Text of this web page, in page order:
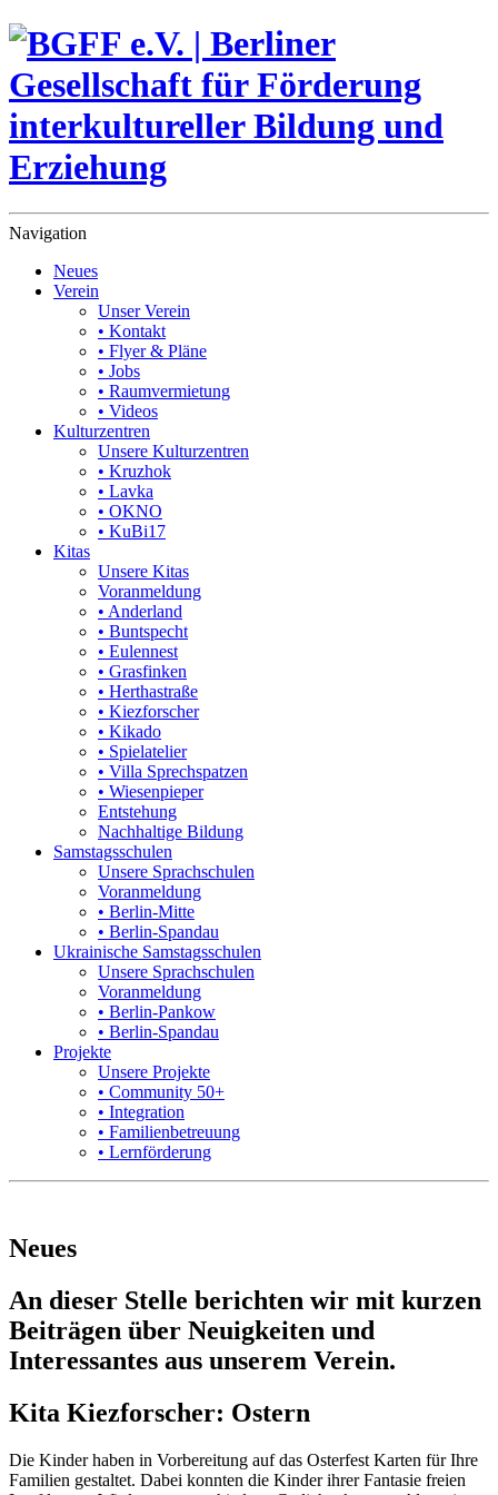
Navigation
Neues
Verein
Unser Verein
• Kontakt
• Flyer & Pläne
• Jobs
• Raumvermietung
• Videos
Kulturzentren
Unsere Kulturzentren
• Kruzhok
• Lavka
• OKNO
• KuBi17
Kitas
Unsere Kitas
Voranmeldung
• Anderland
• Buntspecht
• Eulennest
• Grasfinken
• Herthastraße
• Kiezforscher
• Kikado
• Spielatelier
• Villa Sprechspatzen
• Wiesenpieper
Entstehung
Nachhaltige Bildung
Samstagsschulen
Unsere Sprachschulen
Voranmeldung
• Berlin-Mitte
• Berlin-Spandau
Ukrainische Samstagsschulen
Unsere Sprachschulen
Voranmeldung
• Berlin-Pankow
• Berlin-Spandau
Projekte
Unsere Projekte
• Community 50+
• Integration
• Familienbetreuung
• Lernförderung
Neues
An dieser Stelle berichten wir mit kurzen
Beiträgen über Neuigkeiten und
Interessantes aus unserem Verein.
Kita Kiezforscher: Ostern
Die Kinder haben in Vorbereitung auf das Osterfest Karten für Ihre
Familien gestaltet. Dabei konnten die Kinder ihrer Fantasie freien